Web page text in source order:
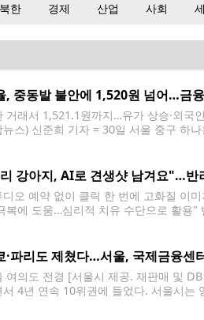
북한 경제 산업 사회
, 중동발 불안에 1,520원 넘어…금
거래서 1,521.1원까지…유가 상승·외국
뉴스) 신준희 기자 = 30일 서울 중구 하
강아지, AI로 견생샷 남겨요"…반
디오 예약 없이 클릭 한 번에 고화질 이
복에 도움…심리적 치유 수단으로 활용"
·파리도 제쳤다…서울, 국제금융센
여의도 전경 [서울시 제공. 재판매 및
서 4년 연속 10위권에 들었다. 서울시는